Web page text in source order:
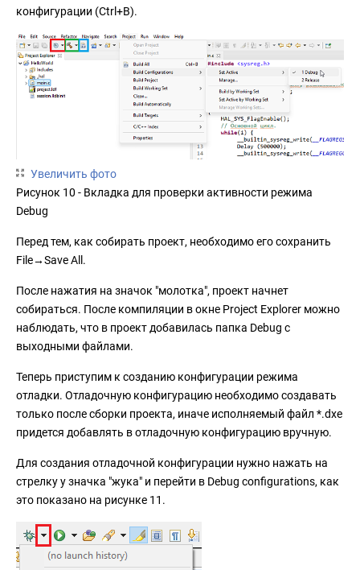
конфигурации (Ctrl+B).
Увеличить фото
Рисунок 10 - Вкладка для проверки активности режима
Debug
Перед тем, как собирать проект, необходимо его сохранить
File→Save All.
После нажатия на значок "молотка", проект начнет
собираться. После компиляции в окне Project Explorer можно
наблюдать, что в проект добавилась папка Debug с
выходными файлами.
Теперь приступим к созданию конфигурации режима
отладки. Отладочную конфигурацию необходимо создавать
только после сборки проекта, иначе исполняемый файл *.dxe
придется добавлять в отладочную конфигурацию вручную.
Для создания отладочной конфигурации нужно нажать на
стрелку у значка "жука" и перейти в Debug configurations, как
это показано на рисунке 11.